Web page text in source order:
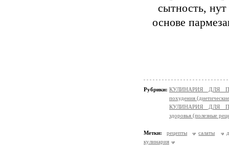
сытность, нут
основе
Рубрики: КУЛИНАРИЯ ДЛЯ
похудения
КУЛИНАРИЯ ДЛЯ
здоровья (полезные
Метки: рецепты салаты
кулинария